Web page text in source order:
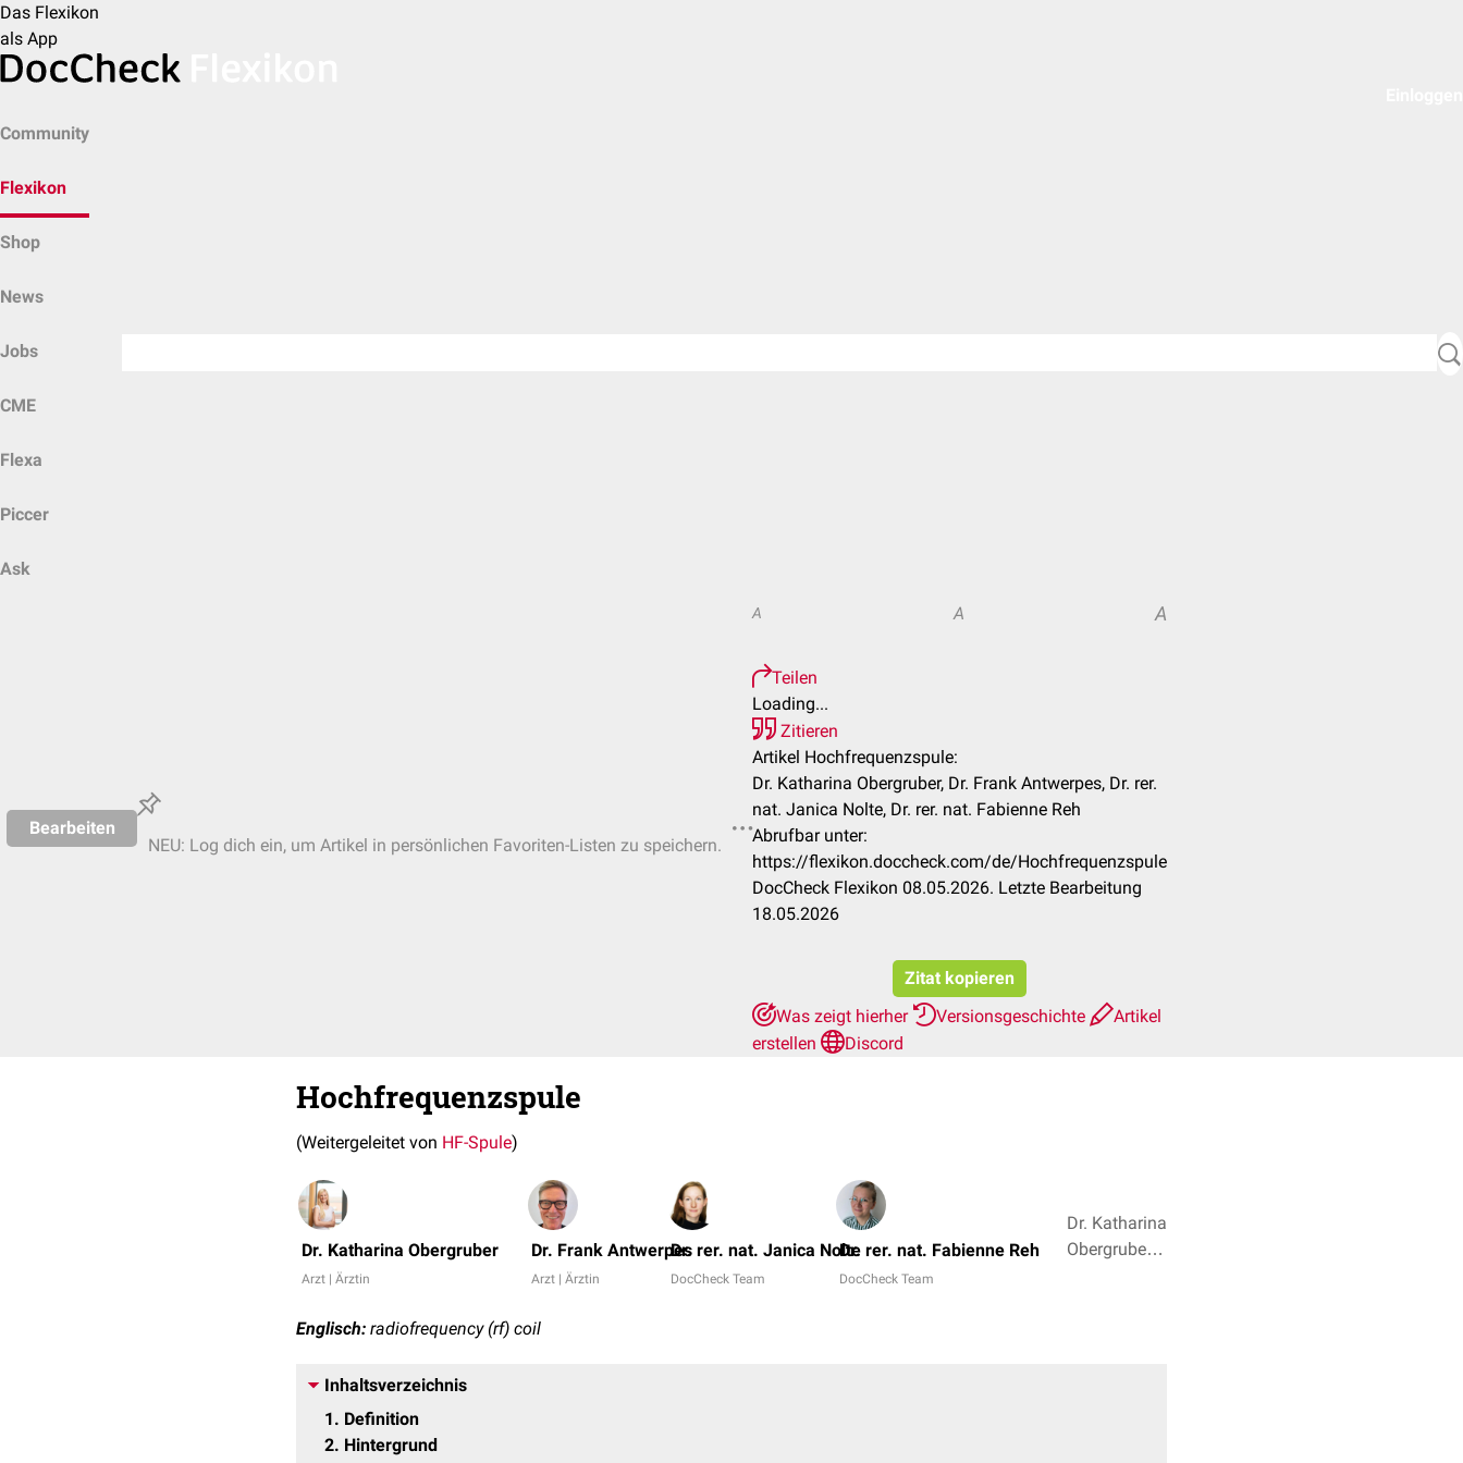
Das Flexikon
als App
Community
Flexikon
Shop
News
Jobs
CME
Flexa
Piccer
Ask
Bearbeiten
NEU: Log dich ein, um Artikel in persönlichen Favoriten-Listen zu speichern.
A A A
Teilen
Loading...
Zitieren
Artikel Hochfrequenzspule:
Dr. Katharina Obergruber, Dr. Frank Antwerpes, Dr. rer.
nat. Janica Nolte, Dr. rer. nat. Fabienne Reh
Abrufbar unter:
https://flexikon.doccheck.com/de/Hochfrequenzspule
DocCheck Flexikon 08.05.2026. Letzte Bearbeitung
18.05.2026
Zitat kopieren
Was zeigt hierher
Versionsgeschichte
Artikel
erstellen
Discord
Hochfrequenzspule
(Weitergeleitet von HF-Spule)
Dr. Katharina Obergruber
Arzt | Ärztin
Dr. Frank Antwerpes
Arzt | Ärztin
Dr. rer. nat. Janica Nolte
DocCheck Team
Dr. rer. nat. Fabienne Reh
DocCheck Team
Dr. Katharina
Obergruber,
Englisch: radiofrequency (rf) coil
Inhaltsverzeichnis
1
Definition
2 Hintergrund